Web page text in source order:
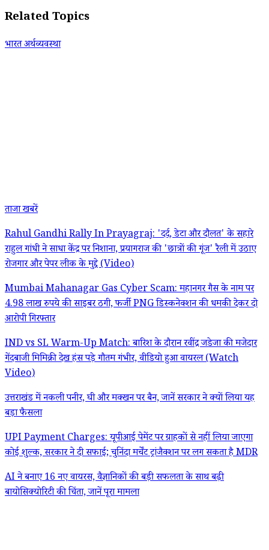
Related Topics
भारत अर्थव्यवस्था
ताजा खबरें
Rahul Gandhi Rally In Prayagraj: 'दर्द, डेटा और दौलत' के सहारे
राहुल गांधी ने साधा केंद्र पर निशाना, प्रयागराज की 'छात्रों की गूंज' रैली में उठाए
रोजगार और पेपर लीक के मुद्दे (Video)
Mumbai Mahanagar Gas Cyber Scam: महानगर गैस के नाम पर
4.98 लाख रुपये की साइबर ठगी, फर्जी PNG डिस्कनेक्शन की धमकी देकर दो
आरोपी गिरफ्तार
IND vs SL Warm-Up Match: बारिश के दौरान रवींद्र जडेजा की मजेदार
गेंदबाजी मिमिक्री देख हंस पड़े गौतम गंभीर, वीडियो हुआ वायरल (Watch
Video)
उत्तराखंड में नकली पनीर, घी और मक्खन पर बैन, जानें सरकार ने क्यों लिया यह
बड़ा फैसला
UPI Payment Charges: यूपीआई पेमेंट पर ग्राहकों से नहीं लिया जाएगा
कोई शुल्क, सरकार ने दी सफाई; चुनिंदा मर्चेंट ट्रांजैक्शन पर लग सकता है MDR
AI ने बनाए 16 नए वायरस, वैज्ञानिकों की बड़ी सफलता के साथ बढ़ी
बायोसिक्योरिटी की चिंता, जानें पूरा मामला